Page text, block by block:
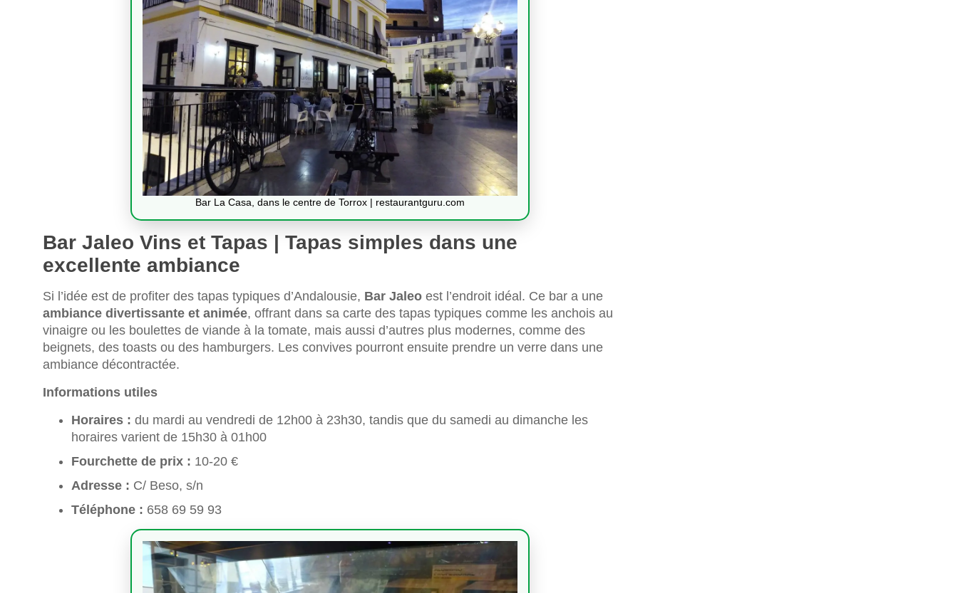
Bar La Casa, dans le centre de Torrox | restaurantguru.com
Bar Jaleo Vins et Tapas | Tapas simples dans une
excellente ambiance
Si l’idée est de profiter des tapas typiques d’Andalousie, Bar Jaleo est l’endroit idéal. Ce bar a une
ambiance divertissante et animée, offrant dans sa carte des tapas typiques comme les anchois au
vinaigre ou les boulettes de viande à la tomate, mais aussi d’autres plus modernes, comme des
beignets, des toasts ou des hamburgers. Les convives pourront ensuite prendre un verre dans une
ambiance décontractée.
Informations utiles
Horaires : du mardi au vendredi de 12h00 à 23h30, tandis que du samedi au dimanche les
horaires varient de 15h30 à 01h00
Fourchette de prix : 10-20 €
Adresse : C/ Beso, s/n
Téléphone : 658 69 59 93